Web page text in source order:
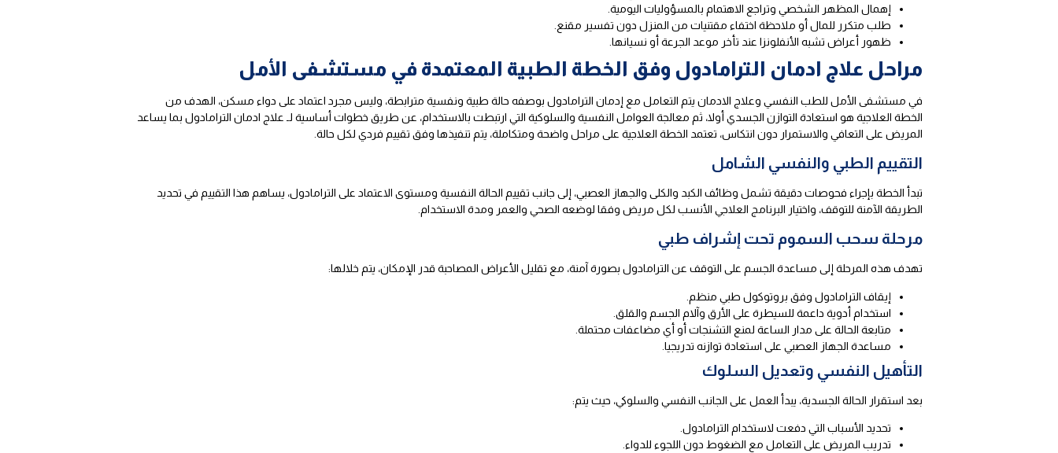
إهمال المظهر الشخصي وتراجع الاهتمام بالمسؤوليات اليومية.
طلب متكرر للمال أو ملاحظة اختفاء مقتنيات من المنزل دون تفسير مقنع.
ظهور أعراض تشبه الأنفلونزا عند تأخر موعد الجرعة أو نسيانها.
مراحل علاج ادمان الترامادول وفق الخطة الطبية المعتمدة في مستشفى الأمل
في مستشفى الأمل للطب النفسي وعلاج الادمان يتم التعامل مع إدمان الترامادول بوصفه حالة طبية ونفسية مترابطة، وليس مجرد اعتماد على دواء مسكن، الهدف من
الخطة العلاجية هو استعادة التوازن الجسدي أولا، ثم معالجة العوامل النفسية والسلوكية التي ارتبطت بالاستخدام، عن طريق خطوات أساسية لـ علاج ادمان الترامادول بما يساعد
المريض على التعافي والاستمرار دون انتكاس، تعتمد الخطة العلاجية على مراحل واضحة ومتكاملة، يتم تنفيذها وفق تقييم فردي لكل حالة.
التقييم الطبي والنفسي الشامل
تبدأ الخطة بإجراء فحوصات دقيقة تشمل وظائف الكبد والكلى والجهاز العصبي، إلى جانب تقييم الحالة النفسية ومستوى الاعتماد على الترامادول، يساهم هذا التقييم في تحديد
الطريقة الآمنة للتوقف، واختيار البرنامج العلاجي الأنسب لكل مريض وفقا لوضعه الصحي والعمر ومدة الاستخدام.
مرحلة سحب السموم تحت إشراف طبي
تهدف هذه المرحلة إلى مساعدة الجسم على التوقف عن الترامادول بصورة آمنة، مع تقليل الأعراض المصاحبة قدر الإمكان، يتم خلالها:
إيقاف الترامادول وفق بروتوكول طبي منظم.
استخدام أدوية داعمة للسيطرة على الأرق وآلام الجسم والقلق.
متابعة الحالة على مدار الساعة لمنع التشنجات أو أي مضاعفات محتملة.
مساعدة الجهاز العصبي على استعادة توازنه تدريجيا.
التأهيل النفسي وتعديل السلوك
بعد استقرار الحالة الجسدية، يبدأ العمل على الجانب النفسي والسلوكي، حيث يتم:
تحديد الأسباب التي دفعت لاستخدام الترامادول.
تدريب المريض على التعامل مع الضغوط دون اللجوء للدواء.